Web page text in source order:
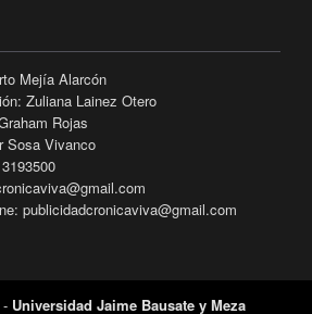
Mejía Alarcón
Zuliana Lainez Otero
Rojas
Sosa Vivanco
publicidadcronicaviva@gmail.com
Universidad Jaime Bausate y Meza